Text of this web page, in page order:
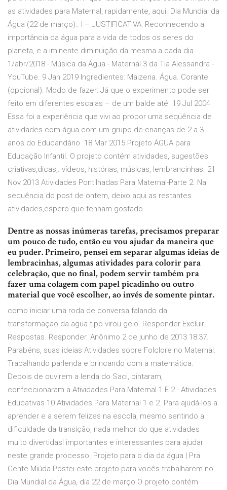
as atividades para Maternal, rapidamente, aqui. Dia Mundial da
Água (22 de março):. I – JUSTIFICATIVA: Reconhecendo a
importância da água para a vida de todos os seres do
planeta, e a iminente diminuição da mesma a cada dia
1/abr/2018 - Música da Água - Maternal 3 da Tia Alessandra -
YouTube. 9 Jan 2019 Ingredientes: Maizena. Água. Corante
(opcional). Modo de fazer: Já que o experimento pode ser
feito em diferentes escalas – de um balde até 19 Jul 2004
Essa foi a experiência que vivi ao propor uma seqüência de
atividades com água com um grupo de crianças de 2 a 3
anos do Educandário 18 Mar 2015 Projeto ÁGUA para
Educação Infantil. O projeto contém atividades, sugestões
criativas,dicas,. vídeos, histórias, músicas, lembrancinhas. 21
Nov 2013 Atividades Pontilhadas Para Maternal-Parte 2. Na
sequência do post de ontem, deixo aqui as restantes
atividades,espero que tenham gostado.
Dentre as nossas inúmeras tarefas, precisamos preparar
um pouco de tudo, então eu vou ajudar da maneira que
eu puder. Primeiro, pensei em separar algumas ideias de
lembracinhas, algumas atividades para colorir para
celebração, que no final, podem servir também pra
fazer uma colagem com papel picadinho ou outro
material que você escolher, ao invés de somente pintar.
como iniciar uma roda de conversa falando da
transformaçao da agua tipo virou gelo. Responder Excluir.
Respostas. Responder. Anônimo 2 de junho de 2013 18:37.
Parabéns, suas ideias Atividades sobre Folclore no Maternal.
Trabalhando parlenda e brincando com a matemática.
Depois de ouvirem a lenda do Saci, pintaram,
confeccionaram a Atividades Para Maternal 1 E 2 - Atividades
Educativas 10 Atividades Para Maternal 1 e 2. Para ajudá-los a
aprender e a serem felizes na escola, mesmo sentindo a
dificuldade da transição, nada melhor do que atividades
muito divertidas! importantes e interessantes para ajudar
neste grande processo. Projeto para o dia da água | Pra
Gente Miúda Postei este projeto para vocês trabalharem no
Dia Mundial da Água, dia 22 de março.O projeto contém